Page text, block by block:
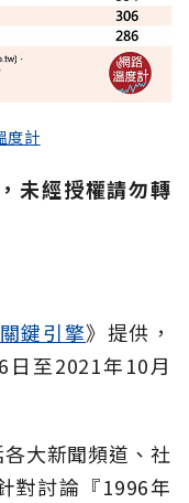
度計
未經授權請勿轉
鍵引擎》提供，
至2021年10月
大新聞頻道、社
對討論『1996年